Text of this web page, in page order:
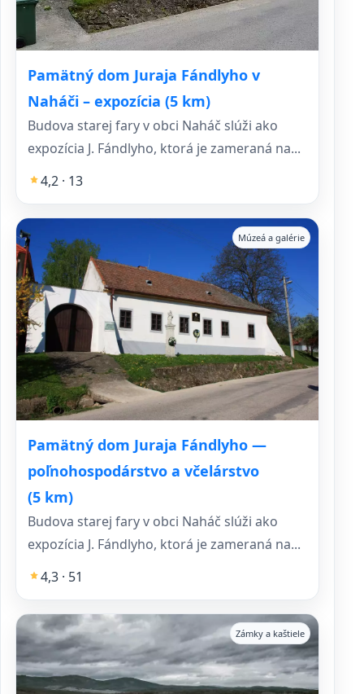
Pamätný dom Juraja Fándlyho v
Naháči – expozícia (5 km)
Budova starej fary v obci Naháč slúži ako
expozícia J. Fándlyho, ktorá je zameraná na...
4,2 · 13
Pamätný dom Juraja Fándlyho —
poľnohospodárstvo a včelárstvo
(5 km)
Múzeá a galérie
Budova starej fary v obci Naháč slúži ako
expozícia J. Fándlyho, ktorá je zameraná na...
4,3 · 51
Zámky a kaštiele